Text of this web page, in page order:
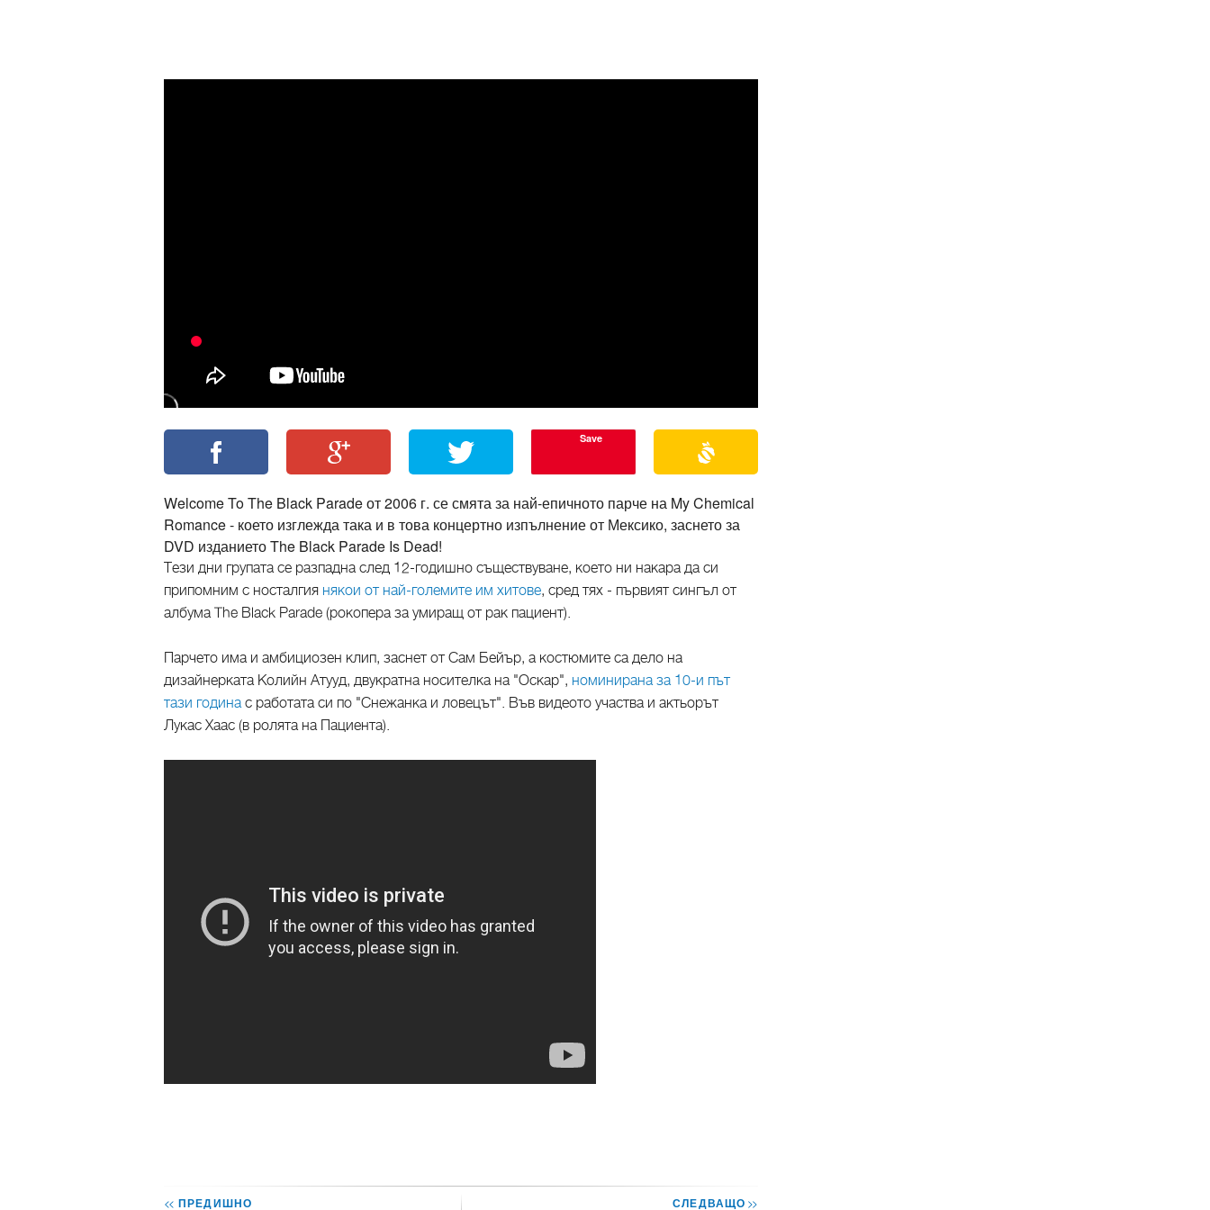
Save
Welcome To The Black Parade от 2006 г. се смята за най-епичното парче на My Chemical
Romance - което изглежда така и в това концертно изпълнение от Мексико, заснето за
DVD изданието The Black Parade Is Dead!
Тези дни групата се разпадна след 12-годишно съществуване, което ни накара да си
припомним с носталгия някои от най-големите им хитове, сред тях - първият сингъл от
албума The Black Parade (рокопера за умиращ от рак пациент).
Парчето има и амбициозен клип, заснет от Сам Бейър, а костюмите са дело на
дизайнерката Колийн Атууд, двукратна носителка на "Оскар", номинирана за 10-и път
тази годинас работата си по "Снежанка и ловецът". Във видеото участва и актьорът
Лукас Хаас (в ролята на Пациента).
<< ПРЕДИШНО СЛЕДВАЩО>>